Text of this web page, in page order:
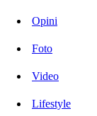
Opini
Foto
Video
Lifestyle